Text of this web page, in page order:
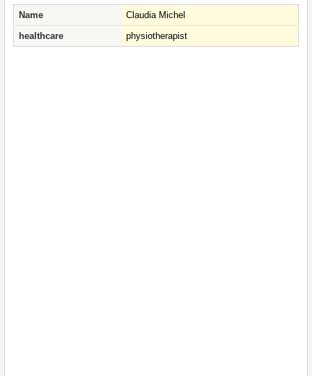
Name
Claudia Michel
healthcare
physiotherapist